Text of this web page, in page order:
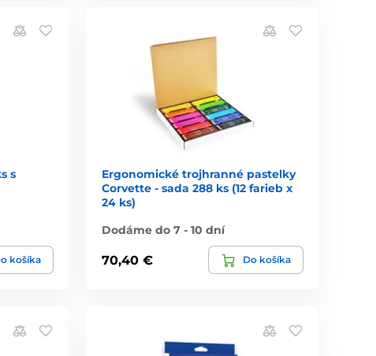
s
košíka
Ergonomické trojhranné pastelky
Corvette - sada 288 ks (12 farieb x
24 ks)
Dodáme do 7 - 10 dní
70,40 € Do košíka